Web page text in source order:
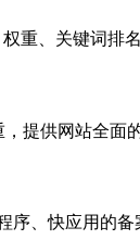
重、关键词排
提供网站全面
、快应用的